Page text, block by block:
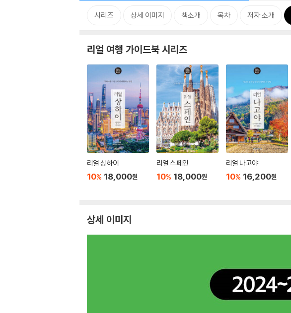
시리즈 상세 이미지 책소개 목차 저자 소개
리얼 여행 가이드북 시리즈
리얼 상하이
10% 18,000원
리얼 스페인
10% 18,000원
리얼 나고야
10% 16,200원
상세 이미지